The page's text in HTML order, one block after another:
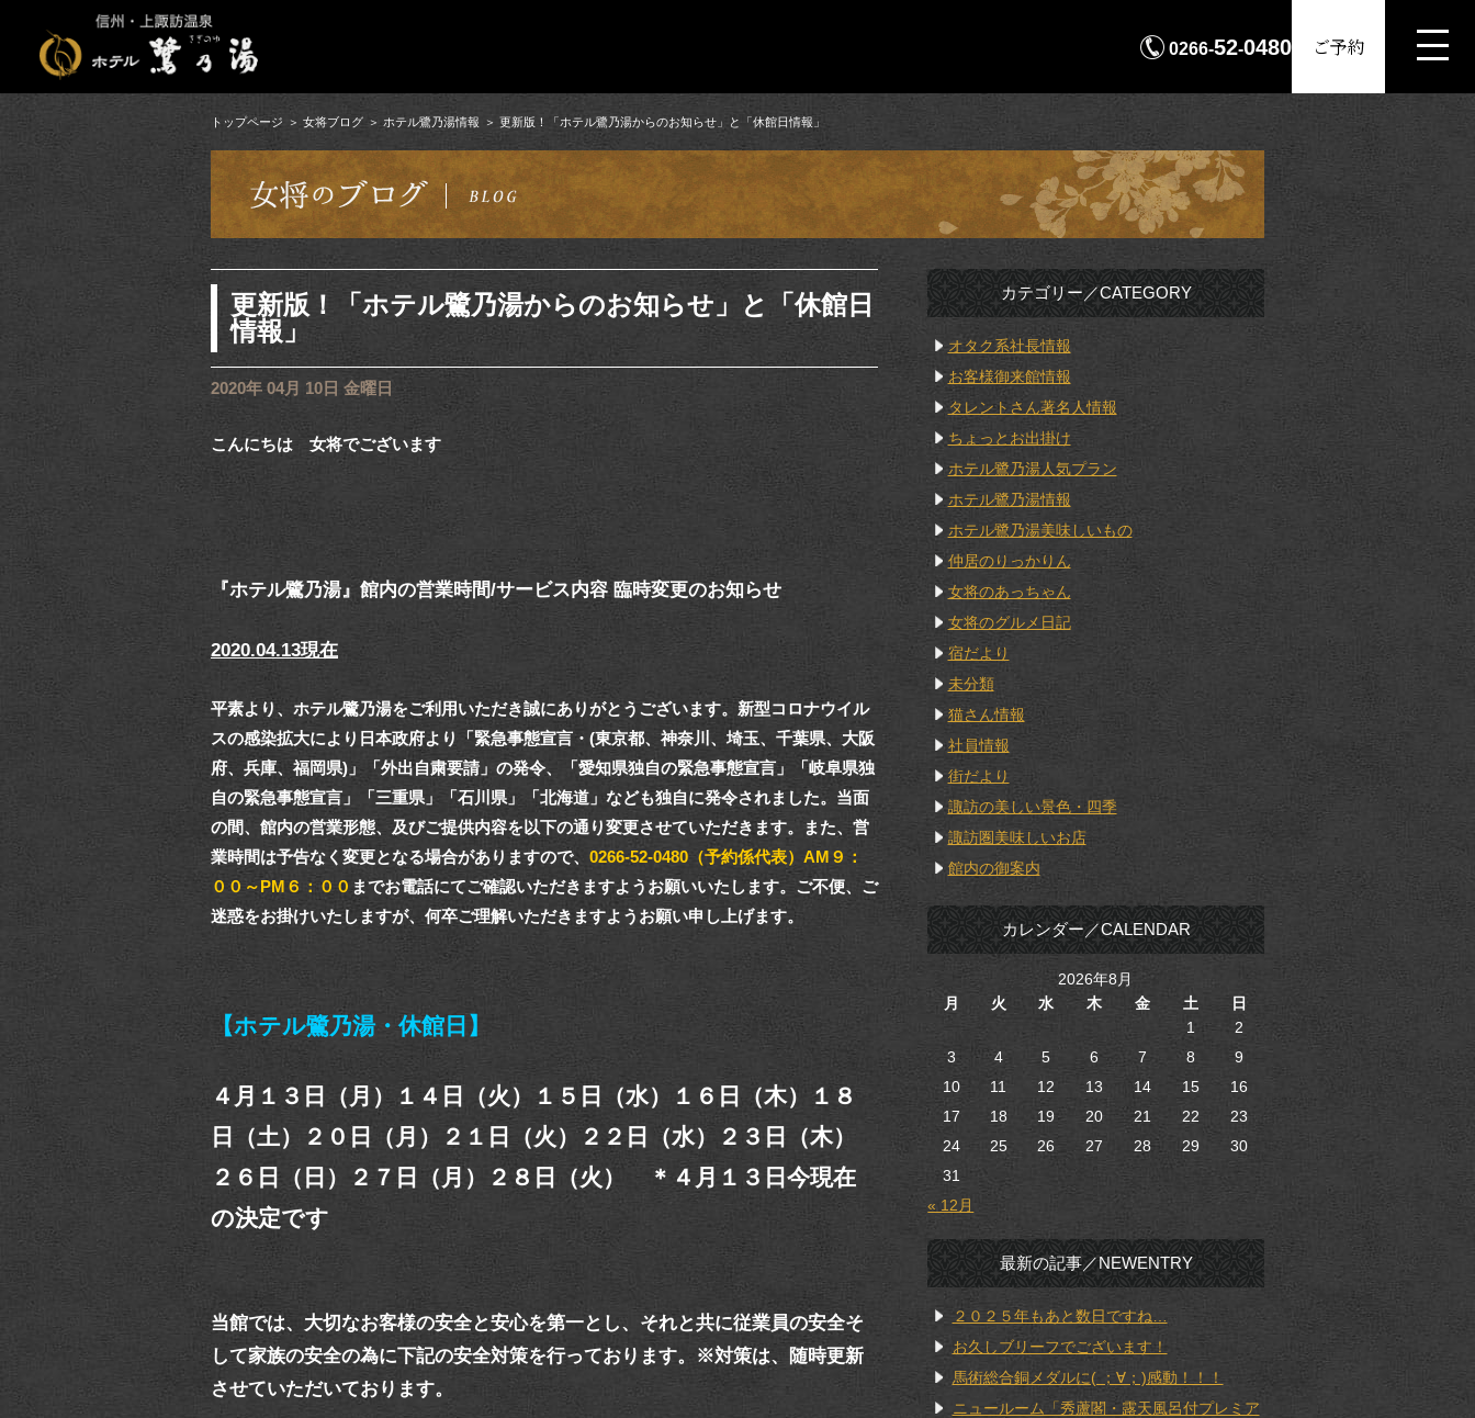
0266-52-0480 ご予約
トップページ 女将ブログ ホテル鷺乃湯情報 更新版！「ホテル鷺乃湯からのお知らせ」と「休館日情報」
更新版！「ホテル鷺乃湯からのお知らせ」と「休館日
情報」
2020年 04月 10日 金曜日
こんにちは 女将でございます
『ホテル鷺乃湯』館内の営業時間/サービス内容 臨時変更のお知らせ
2020.04.13現在
平素より、ホテル鷺乃湯をご利用いただき誠にありがとうございます。新型コロナウイル
スの感染拡大により日本政府より「緊急事態宣言・(東京都、神奈川、埼玉、千葉県、大阪
府、兵庫、福岡県)」「外出自粛要請」の発令、「愛知県独自の緊急事態宣言」「岐阜県独
自の緊急事態宣言」「三重県」「石川県」「北海道」なども独自に発令されました。当面
の間、館内の営業形態、及びご提供内容を以下の通り変更させていただきます。また、営
業時間は予告なく変更となる場合がありますので、 0266-52-0480（予約係代表）AM９：
００～PM６：００ までお電話にてご確認いただきますようお願いいたします。ご不便、ご
迷惑をお掛けいたしますが、何卒ご理解いただきますようお願い申し上げます。
【ホテル鷺乃湯・休館日】
４月１３日（月）１４日（火）１５日（水）１６日（木）１８
日（土）２０日（月）２１日（火）２２日（水）２３日（木）
２６日（日）２７日（月）２８日（火） ＊４月１３日今現在
の決定です
当館では、大切なお客様の安全と安心を第一とし、それと共に従業員の安全そ
して家族の安全の為に下記の安全対策を行っております。※対策は、随時更新
させていただいております。
カテゴリー／CATEGORY
オタク系社長情報
お客様御来館情報
タレントさん著名人情報
ちょっとお出掛け
ホテル鷺乃湯人気プラン
ホテル鷺乃湯情報
ホテル鷺乃湯美味しいもの
仲居のりっかりん
女将のあっちゃん
女将のグルメ日記
宿だより
未分類
猫さん情報
社員情報
街だより
諏訪の美しい景色・四季
諏訪圏美味しいお店
館内の御案内
カレンダー／CALENDAR
2026年8月
月
火 水 木 金 土
日
1
2
3
4 5 6 7 8
9
10
11 12 13 14 15
16
17
18 19 20 21 22
23
24
25 26 27 28 29
30
31
« 12月
最新の記事／NEWENTRY
２０２５年もあと数日ですね…
お久しブリーフでございます！
馬術総合銅メダルに( ；∀；)感動！！！
ニュールーム「秀蘆閣・露天風呂付プレミア